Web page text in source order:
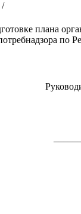
/
плана
по